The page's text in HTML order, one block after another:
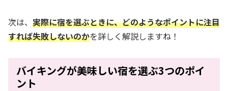
次は、 実際に宿を選ぶときに、どのようなポイントに注目
すれば失敗しないのかを詳しく解説しますね！
バイキングが美味しい宿を選ぶ3つのポイ
ント